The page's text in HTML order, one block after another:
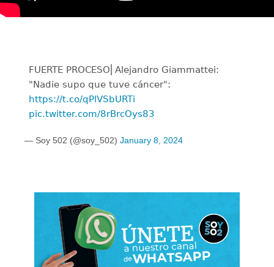
FUERTE PROCESO⎜Alejandro Giammattei:
"Nadie supo que tuve cáncer":
https://t.co/qPlVSbURTi
pic.twitter.com/8rBrcOys83
— Soy 502 (@soy_502) January 8, 2024